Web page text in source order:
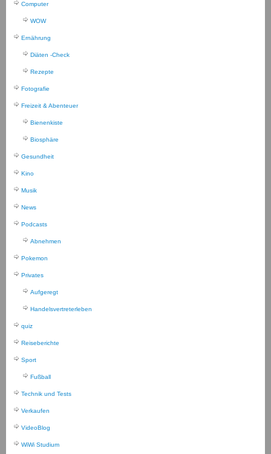
Computer
WOW
Ernährung
Diäten -Check
Rezepte
Fotografie
Freizeit & Abenteuer
Bienenkiste
Biosphäre
Gesundheit
Kino
Musik
News
Podcasts
Abnehmen
Pokemon
Privates
Aufgeregt
Handelsvertreterleben
quiz
Reiseberichte
Sport
Fußball
Technik und Tests
Verkaufen
VideoBlog
WiWi Studium